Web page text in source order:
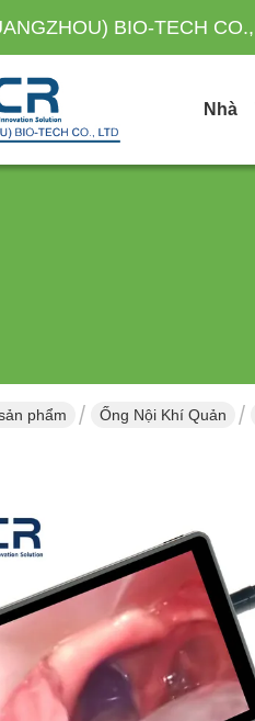
BIO-TECH
Nhà
phẩm Ống Nội Khí Quản